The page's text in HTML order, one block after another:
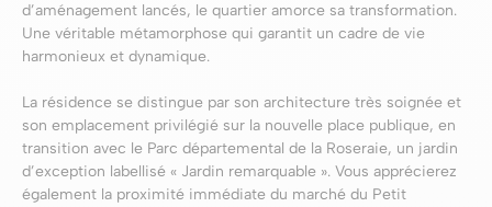
d’aménagement lancés, le quartier amorce sa transformation.
Une véritable métamorphose qui garantit un cadre de vie
harmonieux et dynamique.
La résidence se distingue par son architecture très soignée et
son emplacement privilégié sur la nouvelle place publique, en
transition avec le Parc départemental de la Roseraie, un jardin
d’exception labellisé « Jardin remarquable ». Vous apprécierez
également la proximité immédiate du marché du Petit